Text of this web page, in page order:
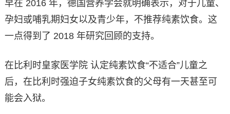
早在 2016 年，德国营养学会就明确表示，对于儿童、
孕妇或哺乳期妇女以及青少年，不推荐纯素饮食。这
一点得到了 2018 年研究回顾的支持。
在比利时皇家医学院 认定纯素饮食“不适合”儿童之
后，在比利时强迫子女纯素饮食的父母有一天甚至可
能会入狱。